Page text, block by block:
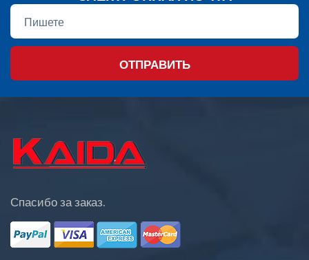
ОТПРАВИТЬ
Спасибо за заказ.